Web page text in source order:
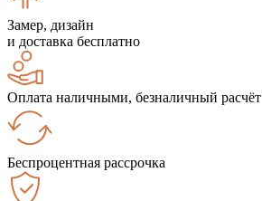
Замер, дизайн
и доставка бесплатно
Оплата наличными, безналичный расчёт
Беспроцентная рассрочка